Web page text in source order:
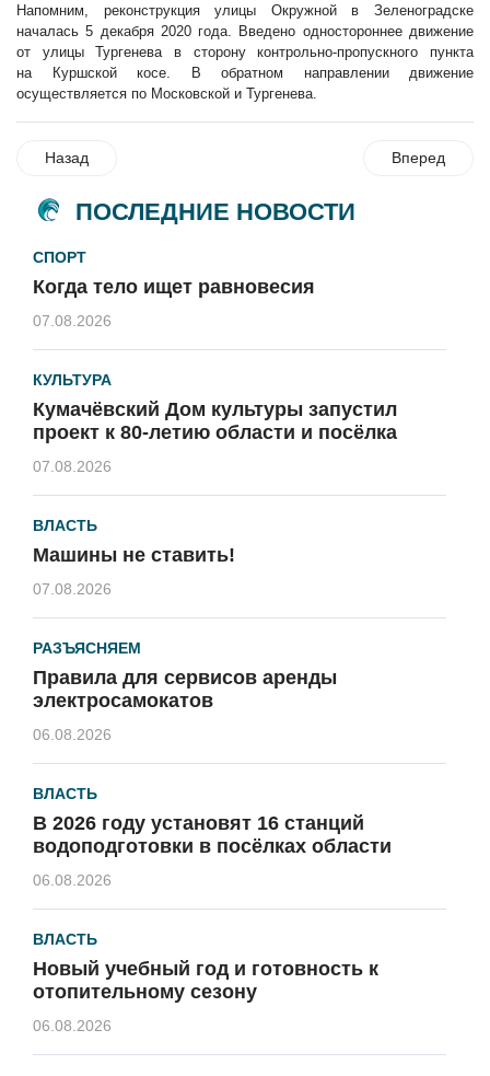
Напомним, реконструкция улицы Окружной в Зеленоградске
началась 5 декабря 2020 года. Введено одностороннее движение
от улицы Тургенева в сторону контрольно-пропускного пункта
на Куршской косе. В обратном направлении движение
осуществляется по Московской и Тургенева.
Назад Вперед
ПОСЛЕДНИЕ НОВОСТИ
СПОРТ
Когда тело ищет равновесия
07.08.2026
КУЛЬТУРА
Кумачёвский Дом культуры запустил
проект к 80-летию области и посёлка
07.08.2026
ВЛАСТЬ
Машины не ставить!
07.08.2026
РАЗЪЯСНЯЕМ
Правила для сервисов аренды
электросамокатов
06.08.2026
ВЛАСТЬ
В 2026 году установят 16 станций
водоподготовки в посёлках области
06.08.2026
ВЛАСТЬ
Новый учебный год и готовность к
отопительному сезону
06.08.2026